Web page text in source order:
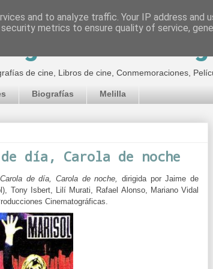
de Jorge
de cine, Libros de cine, Conmemoraciones,
Biografías Melilla
día, Carola de noche
Carola de día, Carola de noche,dirigida por Jaime de
Tony Isbert, Lilí Murati, Rafael Alonso, Mariano Vidal
Cinematográficas.
and to analyze traffic. Your IP address and
metrics to ensure quality of service,